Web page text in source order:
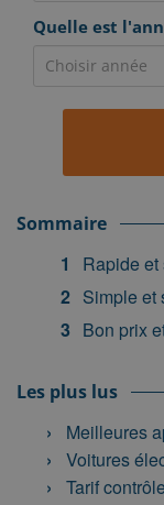
Quelle est
Sommaire
Rapide et
Simple et
Bon prix
Les plus lus
Meilleures
Voitures
Tarif